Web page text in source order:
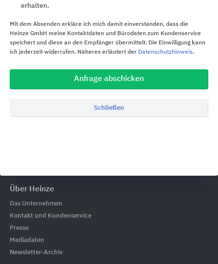
Beliebte Suchen
Abdichtungssysteme
Akustik-Dämmelemente
Revisionsschächte
erhalten.
Mit dem Absenden erkläre ich mich damit einverstanden, dass die
Heinze GmbH meine Kontaktdaten und Bürodaten zum Kundenservice
speichert und diese an den Empfänger übermittelt. Die Einwilligung kann
ich jederzeit widerrufen. Näheres erläutert der Datenschutzhinweis.
Anfrage abschicken
Schließen
Über Heinze
Das Unternehmen
Kontakt und Kundenservice
Presse
Mediadaten
Newsletter-Archiv